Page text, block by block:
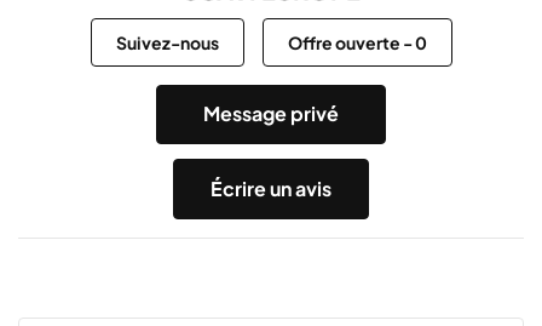
Suivez-nous Offre ouverte -0
Message privé
Écrire un avis